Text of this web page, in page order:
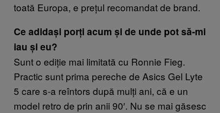
toată Europa, e prețul recomandat de brand.
Ce adidași porți acum și de unde pot să-mi
iau și eu?
Sunt o ediție mai limitată cu Ronnie Fieg.
Practic sunt prima pereche de Asics Gel Lyte
5 care s-a reîntors după mulți ani, că e un
model retro de prin anii 90′. Nu se mai găsesc